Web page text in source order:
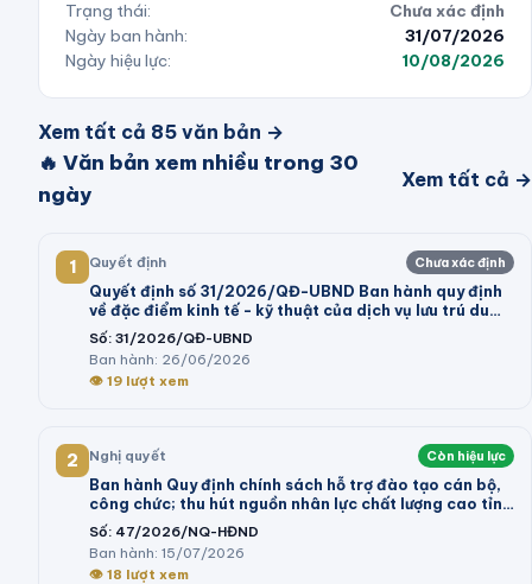
Trạng thái:
Chưa xác định
Ngày ban hành:
31/07/2026
Ngày hiệu lực:
10/08/2026
Xem tất cả 85 văn bản →
🔥 Văn bản xem nhiều trong 30
ngày
Xem tất cả →
1 Quyết định Chưa xác định
Quyết định số 31/2026/QĐ-UBND Ban hành quy định
về đặc điểm kinh tế - kỹ thuật của dịch vụ lưu trú du
lịch; dịch vụ tham quan tại khu du lịch thực hiện kê
khai giá trên địa bàn tỉnh Lâm Đồng
Số: 31/2026/QĐ-UBND
Ban hành: 26/06/2026
👁 19 lượt xem
2 Nghị quyết Còn hiệu lực
Ban hành Quy định chính sách hỗ trợ đào tạo cán bộ,
công chức; thu hút nguồn nhân lực chất lượng cao tỉnh
Vĩnh Long giai đoạn 2026 - 2030
Số: 47/2026/NQ-HĐND
Ban hành: 15/07/2026
👁 18 lượt xem